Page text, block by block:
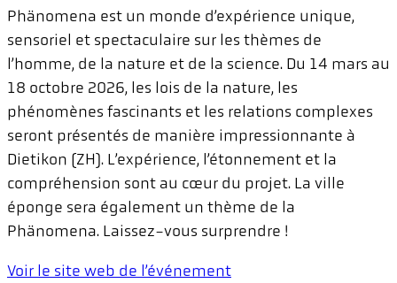
Phänomena est un monde d’expérience unique,
sensoriel et spectaculaire sur les thèmes de
l’homme, de la nature et de la science. Du 14 mars au
18 octobre 2026, les lois de la nature, les
phénomènes fascinants et les relations complexes
seront présentés de manière impressionnante à
Dietikon (ZH). L’expérience, l’étonnement et la
compréhension sont au cœur du projet. La ville
éponge sera également un thème de la
Phänomena. Laissez-vous surprendre !
Voir le site web de l’événement